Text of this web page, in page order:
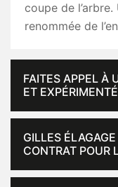
coupe de
renommée de
FAITES APPEL À
ET
GILLES
CONTRAT POUR